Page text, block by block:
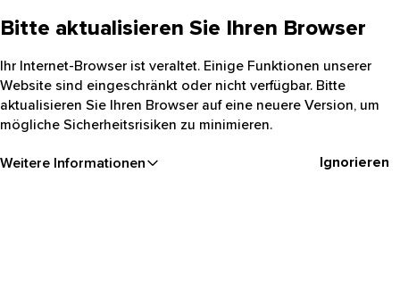
Bitte aktualisieren Sie Ihren Browser
Ihr Internet-Browser ist veraltet. Einige Funktionen unserer
Website sind eingeschränkt oder nicht verfügbar. Bitte
aktualisieren Sie Ihren Browser auf eine neuere Version, um
mögliche Sicherheitsrisiken zu minimieren.
Weitere Informationen Ignorieren